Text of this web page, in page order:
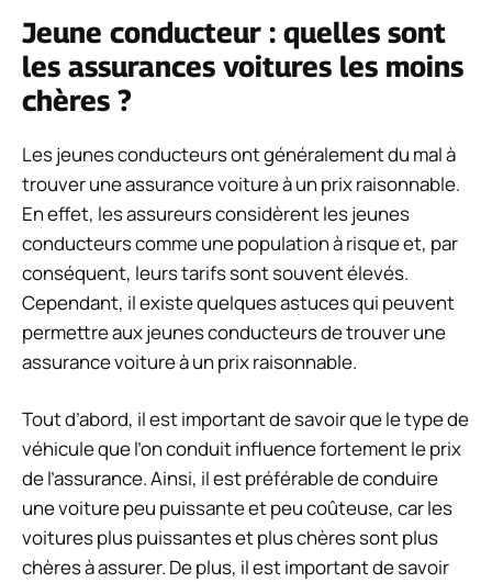
Jeune conducteur : quelles sont
les assurances voitures les moins
chères ?
Les jeunes conducteurs ont généralement du mal à
trouver une assurance voiture à un prix raisonnable.
En effet, les assureurs considèrent les jeunes
conducteurs comme une population à risque et, par
conséquent, leurs tarifs sont souvent élevés.
Cependant, il existe quelques astuces qui peuvent
permettre aux jeunes conducteurs de trouver une
assurance voiture à un prix raisonnable.
Tout d’abord, il est important de savoir que le type de
véhicule que l’on conduit influence fortement le prix
de l’assurance. Ainsi, il est préférable de conduire
une voiture peu puissante et peu coûteuse, car les
voitures plus puissantes et plus chères sont plus
chères à assurer. De plus, il est important de savoir